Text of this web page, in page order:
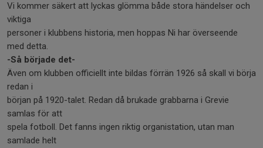
Vi kommer säkert att lyckas glömma både stora händelser och
viktiga
personer i klubbens historia, men hoppas Ni har överseende
med detta.
-Så började det-
Även om klubben officiellt inte bildas förrän 1926 så skall vi börja
redan i
början på 1920-talet. Redan då brukade grabbarna i Grevie
samlas för att
spela fotboll. Det fanns ingen riktig organistation, utan man
samlade helt